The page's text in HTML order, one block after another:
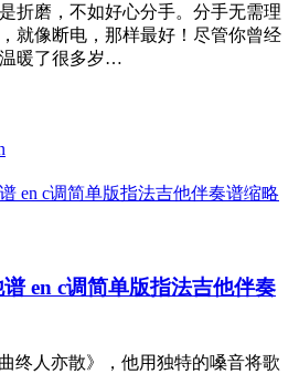
折磨，不如好心分手。分手无需理
就像断电，那样最好！尽管你曾经
暖了很多岁…
en c调简单版指法吉他伴奏
终人亦散》，他用独特的嗓音将歌